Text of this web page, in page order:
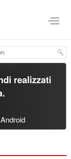
realizzati
.